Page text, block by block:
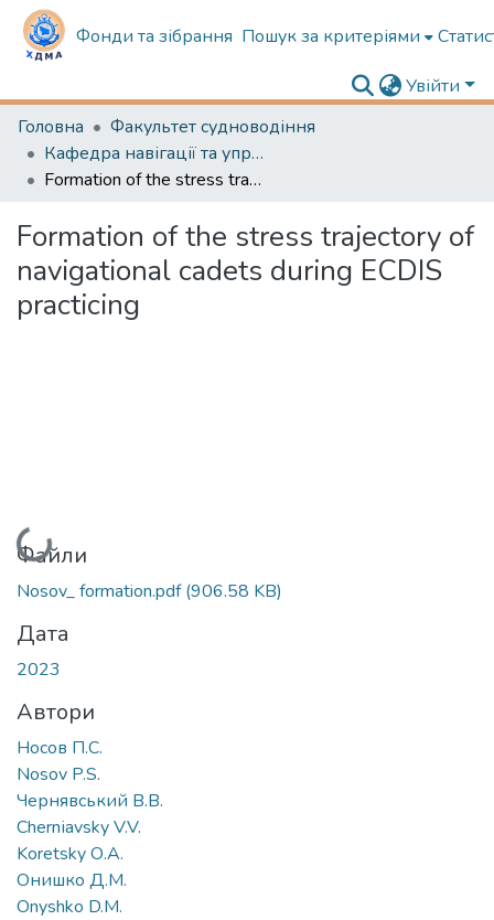
Фонди та зібрання Пошук за критеріями
Увійти
Головна
Факультет судноводіння
Кафедра навігації та управління судном
Formation of the stress trajectory of navigational cadets during ECDIS practicing
Formation of the stress trajectory of
navigational cadets during ECDIS
practicing
Вантажиться...
Файли
Nosov_ formation.pdf(906.58 KB)
Дата
2023
Автори
Носов П.С.
Nosov P.S.
Чернявський В.В.
Chernіavsky V.V.
Koretsky О.А.
Онишко Д.М.
Onyshko D.М.